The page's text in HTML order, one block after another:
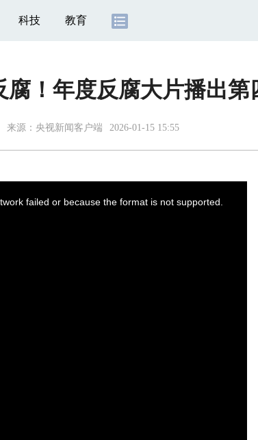
科技 教育
腐！年度反腐大片播出第
来源： 央视新闻客户端 2026-01-15 15:55
failed or because the format is not supported.